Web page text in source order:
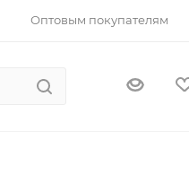
Оптовым покупателям